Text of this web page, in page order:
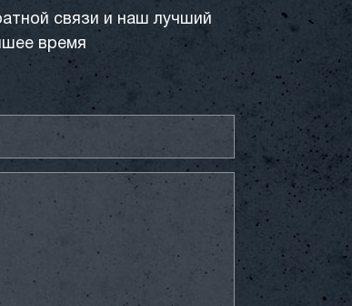
связи и наш лучший
время